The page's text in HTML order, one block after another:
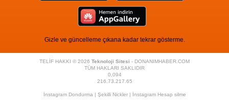
Gizle ve güncelleme çıkana kadar tekrar gösterme.
TELİF HAKKI © 2026 Teknoloji Sitesi - DONANIMHABER.COM
TÜM HAKLARI SAKLIDIR
0,094
216.73.217.65
İnstagram Dondurma| Şekilli Nickler| İnstagram Hesap silme